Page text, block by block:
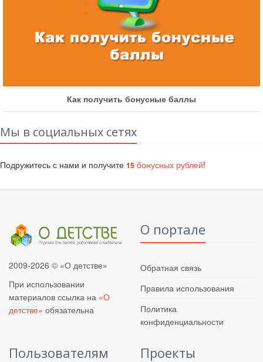
Как получить бонусные баллы
Мы в социальных сетях
Подружитесь с нами и получите 15 бонусных рублей!
2009-2026 © «О детстве»
При использовании
материалов ссылка на «О
детстве» обязательна
О портале
Обратная связь
Правила использования
Политика
конфиденциальности
Пользователям Проекты